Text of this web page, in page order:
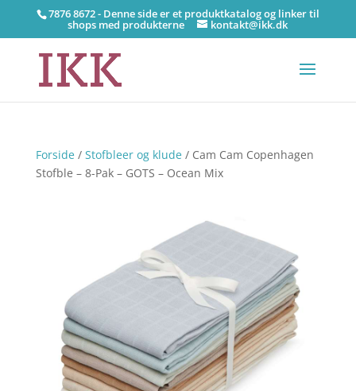
7876 8672 - Denne side er et produktkatalog og linker til
shops med produkterne kontakt@ikk.dk
Forside/ Stofbleer og klude/ Cam Cam Copenhagen
Stofble – 8-Pak – GOTS – Ocean Mix